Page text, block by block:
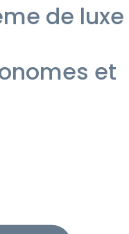
de luxe
et